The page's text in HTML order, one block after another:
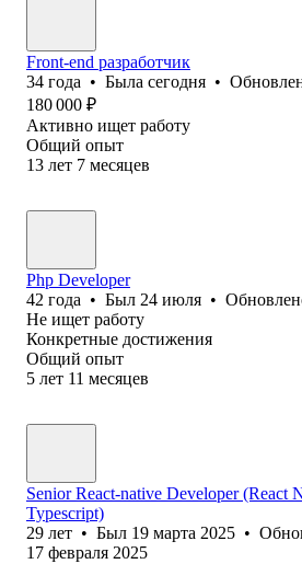
Front-end разработчик
34 года • Была сегодня •
180 000 ₽
Активно ищет работу
Общий опыт
13 лет 7 месяцев
Php Developer
42 года • Был 24 июля •
Не ищет работу
Конкретные достижения
Общий опыт
5 лет 11 месяцев
Senior React-native Developer (React
Typescript)
29 лет • Был 19 марта 2025 •
17 февраля 2025